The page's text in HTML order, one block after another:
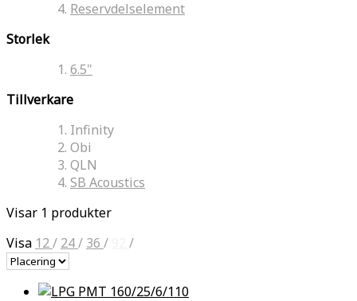
Reservdelselement
Storlek
6.5"
Tillverkare
Infinity
Obi
QLN
SB Acoustics
Visar 1 produkter
Visa 12/ 24/ 36 / /